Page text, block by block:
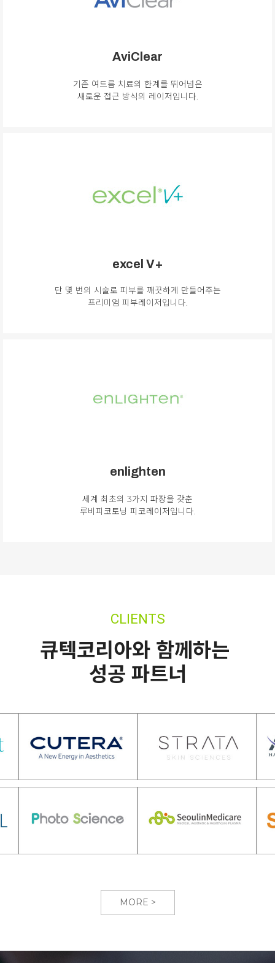
AviClear
기존 여드름 치료의 한계를 뛰어넘은
새로운 접근 방식의 레이저입니다.
excel V+
단 몇 번의 시술로 피부를 깨끗하게 만들어주는
프리미엄 피부레이저입니다.
enlighten
세계 최초의 3가지 파장을 갖춘
루비피코토닝 피코레이저입니다.
CLIENTS
큐텍코리아와 함께하는
성공 파트너
MORE >